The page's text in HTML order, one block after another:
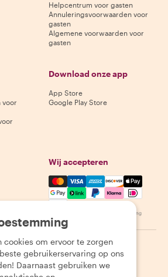
Helpcentrum voor gasten
Annuleringsvoorwaarden voor
gasten
Algemene voorwaarden voor
gasten
voor
Download onze app
App Store
Google Play Store
Wij accepteren
Mastercard, Visa, Amex,
Beschikbaarheid varieert per bestemming
Privacybeleid Cookies
cookies om ervoor te zorgen
gebruikerservaring op ons
Daarnaast gebruiken we